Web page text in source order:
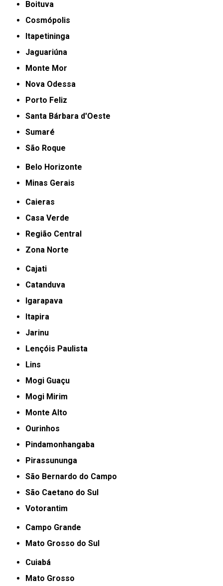
Boituva
Cosmópolis
Itapetininga
Jaguariúna
Monte Mor
Nova Odessa
Porto Feliz
Santa Bárbara d'Oeste
Sumaré
São Roque
Belo Horizonte
Minas Gerais
Caieras
Casa Verde
Região Central
Zona Norte
Cajati
Catanduva
Igarapava
Itapira
Jarinu
Lençóis Paulista
Lins
Mogi Guaçu
Mogi Mirim
Monte Alto
Ourinhos
Pindamonhangaba
Pirassununga
São Bernardo do Campo
São Caetano do Sul
Votorantim
Campo Grande
Mato Grosso do Sul
Cuiabá
Mato Grosso